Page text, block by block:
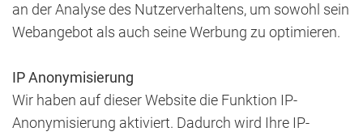
an der Analyse des Nutzerverhaltens, um sowohl sein
Webangebot als auch seine Werbung zu optimieren.
IP Anonymisierung
Wir haben auf dieser Website die Funktion IP-
Anonymisierung aktiviert. Dadurch wird Ihre IP-